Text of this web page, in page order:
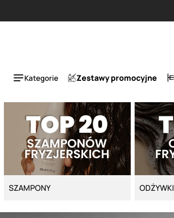
Kategorie Zestawy promocyjne
SZAMPONY ODŻYWKI